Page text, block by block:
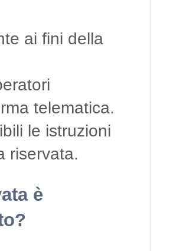
ai fini della
telematica.
le istruzioni
riservata.
è